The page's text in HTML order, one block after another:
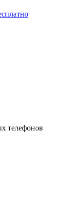
телефонов